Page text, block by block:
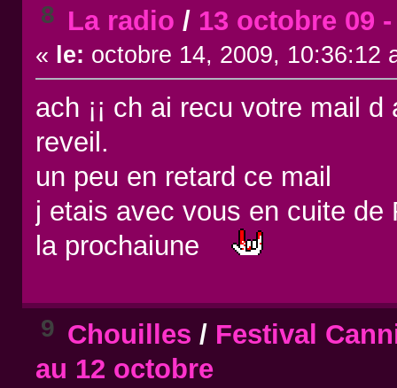
8 La radio / 13 octobre 09
« le: octobre 14, 2009, 10:36:12
ach ¡¡ ch ai recu votre mail
reveil.
un peu en retard ce mail
j etais avec vous en cuite de
la prochaiune
9 Chouilles / Festival
au 12 octobre